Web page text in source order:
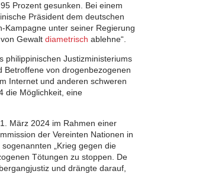
Prozent gesunken. Bei einem
Präsident dem deutschen
Kampagne unter seiner Regierung
Gewalt diametrisch ablehne“.
philippinischen Justizministeriums
Betroffene von drogenbezogenen
Internet und anderen schweren
die Möglichkeit, eine
März 2024 im Rahmen einer
der Vereinten Nationen in
„Krieg gegen die
Tötungen zu stoppen. De
und drängte darauf,